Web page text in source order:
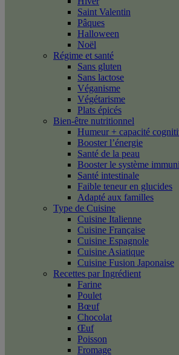
Saint Valentin
Pâques
Halloween
Noël
Régime et santé
Sans gluten
Sans lactose
Véganisme
Végétarisme
Plats épicés
Bien-être nutritionnel
Humeur + capacité
Booster l’énergie
Santé de la peau
Booster le système
Santé intestinale
Faible teneur en glucides
Adapté aux familles
Type de Cuisine
Cuisine Italienne
Cuisine Française
Cuisine Espagnole
Cuisine Asiatique
Cuisine Fusion Japonaise
Recettes par Ingrédient
Farine
Poulet
Bœuf
Chocolat
Œuf
Poisson
Fromage